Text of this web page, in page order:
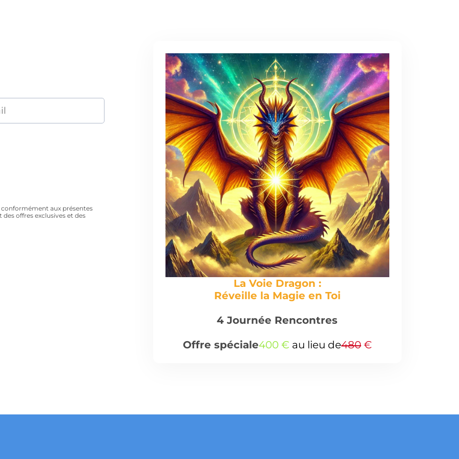
aux présentes
offres exclusives et des
La Voie Dragon :
Réveille la Magie en Toi
4 Journée Rencontres
Offre spéciale400 € au lieu de480€